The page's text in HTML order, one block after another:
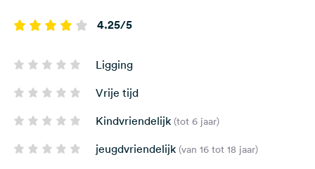
4.25/5
Ligging
Vrije tijd
Kindvriendelijk (tot 6 jaar)
jeugdvriendelijk (van 16 tot 18 jaar)